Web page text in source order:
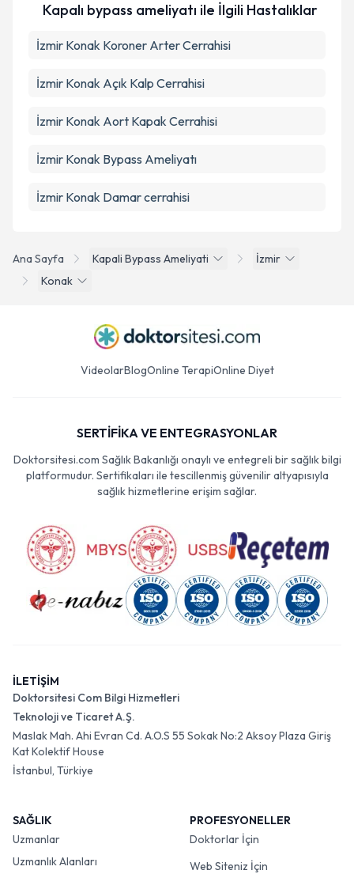
Ana Sayfa Kapali Bypass Ameliyati
İzmir
Konak
Kapalı bypass ameliyatı ile İlgili Hastalıklar
İzmir Konak Koroner Arter Cerrahisi
İzmir Konak Açık Kalp Cerrahisi
İzmir Konak Aort Kapak Cerrahisi
İzmir Konak Bypass Ameliyatı
İzmir Konak Damar cerrahisi
VideolarBlogOnline TerapiOnline Diyet
SERTİFİKA VE ENTEGRASYONLAR
Doktorsitesi.com Sağlık Bakanlığı onaylı ve entegreli bir sağlık bilgi
platformudur. Sertifikaları ile tescillenmiş güvenilir altyapısıyla
sağlık hizmetlerine erişim sağlar.
İLETİŞİM
Doktorsitesi Com Bilgi Hizmetleri
Teknoloji ve Ticaret A.Ş.
Maslak Mah. Ahi Evran Cd. A.O.S 55 Sokak No:2 Aksoy Plaza Giriş
Kat Kolektif House
İstanbul, Türkiye
SAĞLIK
Uzmanlar
Uzmanlık Alanları
PROFESYONELLER
Doktorlar İçin
Web Siteniz İçin